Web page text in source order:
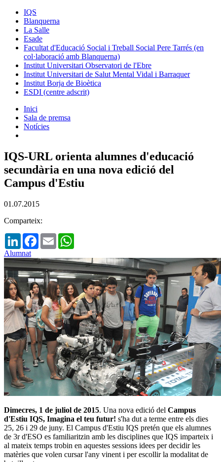
IQS
Blanquerna
La Salle
Esade
Facultat d'Educació Social i Treball Social Pere Tarrés (en
col·laboració amb Blanquerna)
Institut Universitari Observatori de l'Ebre
Institut Universitari de Salut Mental Vidal i Barraquer
Institut Borja de Bioètica
ESDI (centre adscrit)
Inici
Sala de premsa
Notícies
IQS-URL orienta alumnes d'educació
secundària en una nova edició del
Campus d'Estiu
01.07.2015
Comparteix:
LinkedInFacebook
Email
Alumnat
Dimecres, 1 de juliol de 2015. Una nova edició del Campus
d'Estiu IQS, Imagina el teu futur! s'ha dut a terme entre els dies
25, 26 i 29 de juny. El Campus d'Estiu IQS pretén que els alumnes
de 3r d'ESO es familiaritzin amb les disciplines que IQS imparteix i
al mateix temps trobin en aquestes sessions idees per decidir les
matèries que volen cursar l'any vinent i per escollir la modalitat de